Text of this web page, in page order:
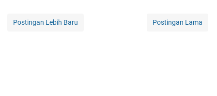
Postingan Lebih Baru Postingan Lama